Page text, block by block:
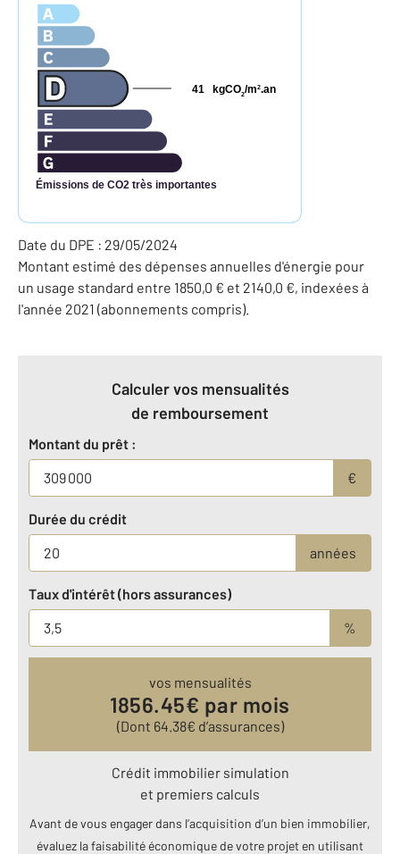
Émissions de CO2 très importantes
kgCO2/m2.an
41
Date du DPE : 29/05/2024
Montant estimé des dépenses annuelles d'énergie pour
un usage standard entre 1850,0 € et 2140,0 €, indexées à
l'année 2021 (abonnements compris).
Calculer vos mensualités
de remboursement
Montant du prêt :
€
Durée du crédit
années
Taux d'intérêt (hors assurances)
%
vos mensualités
1856.45€ par mois
(Dont 64.38€ d’assurances)
Crédit immobilier simulation
et premiers calculs
Avant de vous engager dans l’acquisition d’un bien immobilier,
évaluez la faisabilité économique de votre projet en utilisant